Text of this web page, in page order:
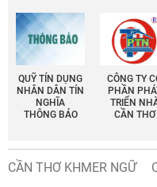
QUỸ TÍN DỤNG
NHÂN DÂN TÍN
NGHĨA
THÔNG BÁO
CÔNG TY
PHẦN
TRIỂN
CẦN THƠ
CẦN THƠ KHMER NGỮ